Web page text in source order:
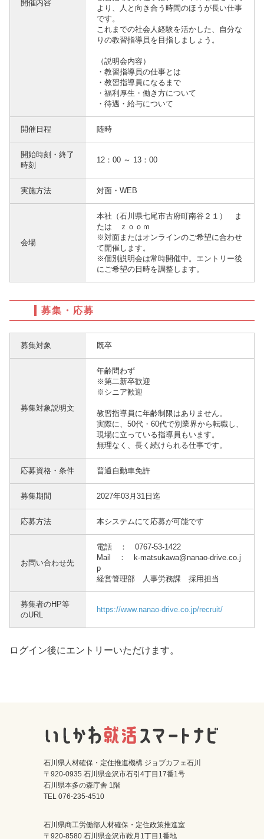
開催内容
より、人と向き合う時間のほうが長い仕事
です。
これまでの社会人経験を活かした、自分な
りの教習指導員を目指しましょう。
（説明会内容）
・教習指導員の仕事とは
・教習指導員になるまで
・福利厚生・働き方について
・待遇・給与について
開催日程 随時
開始時刻・終了
時刻
12：00 ～ 13：00
実施方法 対面・WEB
会場
本社（石川県七尾市古府町南谷２１） ま
たは ｚｏｏｍ
※対面またはオンラインのご希望に合わせ
て開催します。
※個別説明会は常時開催中。エントリー後
にご希望の日時を調整します。
募集・応募
募集対象 既卒
募集対象説明文
年齢問わず
※第二新卒歓迎
※シニア歓迎
教習指導員に年齢制限はありません。
実際に、50代・60代で別業界から転職し、
現場に立っている指導員もいます。
無理なく、長く続けられる仕事です。
応募資格・条件 普通自動車免許
募集期間 2027年03月31日迄
応募方法 本システムにて応募が可能です
お問い合わせ先
電話 ： 0767-53-1422
Mail ： k-matsukawa@nanao-drive.co.j
p
経営管理部 人事労務課 採用担当
募集者のHP等
のURL
https://www.nanao-drive.co.jp/recruit/
ログイン後にエントリーいただけます。
石川県人材確保・定住推進機構 ジョブカフェ石川
〒920-0935 石川県金沢市石引4丁目17番1号
石川県本多の森庁舎 1階
TEL 076-235-4510
石川県商工労働部人材確保・定住政策推進室
〒920-8580 石川県金沢市鞍月1丁目1番地